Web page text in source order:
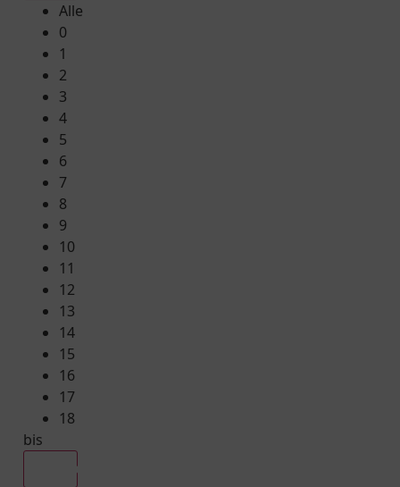
Alle
0
1
2
3
4
5
6
7
8
9
10
11
12
13
14
15
16
17
18
bis